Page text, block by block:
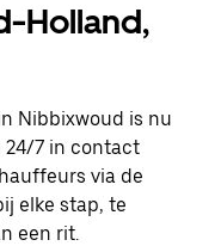
Holland,
Nibbixwoud is nu
24/7 in contact
via de
elke stap, te
een rit.